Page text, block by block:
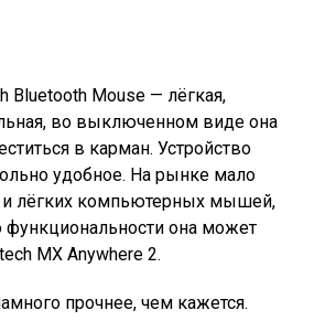
Bluetooth Mouse — лёгкая,
во выключенном виде она
в карман. Устройство
удобное. На рынке мало
и лёгких компьютерных мышей,
функциональности она может
MX Anywhere 2.
прочнее, чем кажется.